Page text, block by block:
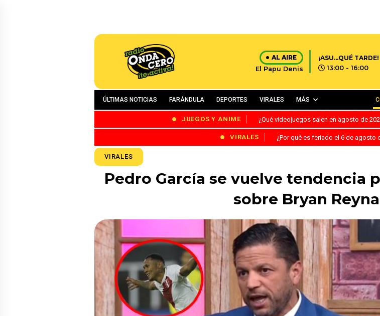
AL AIRE
El Papu Denis
¡ASU...QUÉ TARDE!
13:00 - 16:00
ÚLTIMAS NOTICIAS FARÁNDULA DEPORTES VIRALES MÁS
JUEGOS Y ANIME ¿Qué videojuegos salen en agosto de
VIRALES ¿Por qué es feriado el 6 de agosto
VIRALES
Pedro García se vuelve tendencia
sobre Bryan